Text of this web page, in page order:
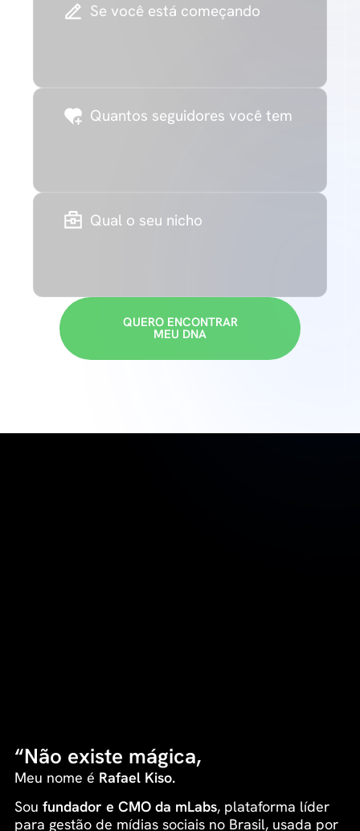
Se você está começando
Quantos seguidores você tem
Qual o seu nicho
QUERO ENCONTRAR
MEU DNA
“Não existe mágica,existe lógica”
Meu nome é Rafael Kiso.
Sou fundador e CMO da mLabs, plataforma líder
para gestão de mídias sociais no Brasil, usada por